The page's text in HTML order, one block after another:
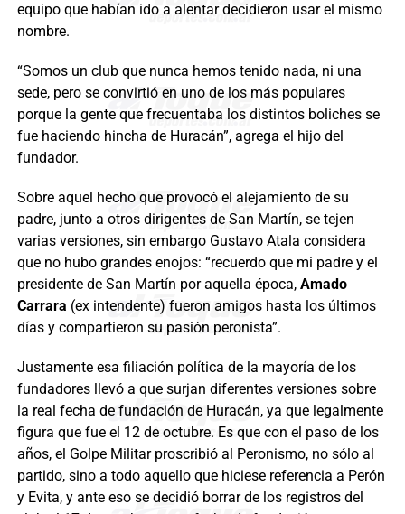
equipo que habían ido a alentar decidieron usar el mismo
nombre.
“Somos un club que nunca hemos tenido nada, ni una
sede, pero se convirtió en uno de los más populares
porque la gente que frecuentaba los distintos boliches se
fue haciendo hincha de Huracán”, agrega el hijo del
fundador.
Sobre aquel hecho que provocó el alejamiento de su
padre, junto a otros dirigentes de San Martín, se tejen
varias versiones, sin embargo Gustavo Atala considera
que no hubo grandes enojos: “recuerdo que mi padre y el
presidente de San Martín por aquella época, Amado
Carrara (ex intendente) fueron amigos hasta los últimos
días y compartieron su pasión peronista”.
Justamente esa filiación política de la mayoría de los
fundadores llevó a que surjan diferentes versiones sobre
la real fecha de fundación de Huracán, ya que legalmente
figura que fue el 12 de octubre. Es que con el paso de los
años, el Golpe Militar proscribió al Peronismo, no sólo al
partido, sino a todo aquello que hiciese referencia a Perón
y Evita, y ante eso se decidió borrar de los registros del